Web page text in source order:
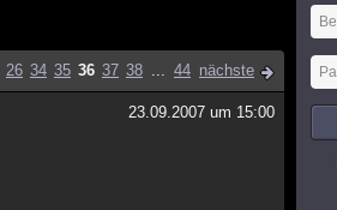
26 34 35 36 37 38 ... 44 nächste
23.09.2007 um 15:00